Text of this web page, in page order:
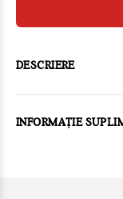
DESCRIERE
INFORMAȚIE